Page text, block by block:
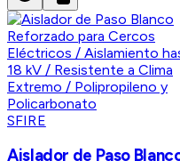
SFIRE
Aislador de Paso